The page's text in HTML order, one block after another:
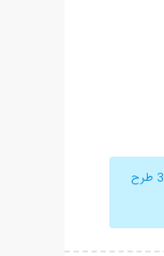
خرید تی شرت 3d طرح